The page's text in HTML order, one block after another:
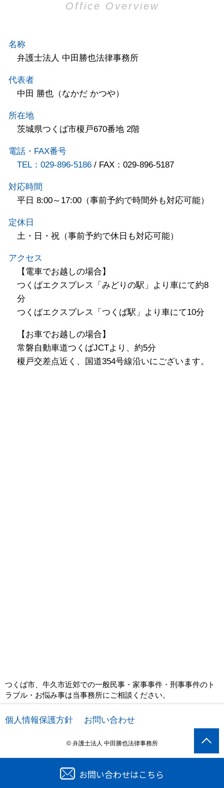
お問い合わせはこちら
Office Overview
名称
弁護士法人 中田勝也法律事務所
代表者
中田 勝也（なかだ かつや）
所在地
茨城県つくば市榎戸670番地 2階
電話・FAX番号
TEL：029-896-5186 / FAX：029-896-5187
対応時間
平日 8:00～17:00（事前予約で時間外も対応可能）
定休日
土・日・祝（事前予約で休日も対応可能）
アクセス
【電車でお越しの場合】
つくばエクスプレス「みどりの駅」より車にて約8
分
つくばエクスプレス「つくば駅」より車にて10分
【お車でお越しの場合】
常磐自動車道つくばJCTより、約5分
榎戸交差点近く、国道354号線沿いにございます。
つくば市、牛久市近郊での一般民事・家事事件・刑事事件のト
ラブル・お悩み事は当事務所にご相談ください。
個人情報保護方針 お問い合わせ
© 弁護士法人 中田勝也法律事務所